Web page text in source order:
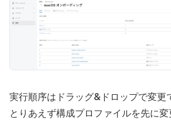
実行順序はドラッグ&ドロップで変更
とりあえず構成プロファイルを先に変